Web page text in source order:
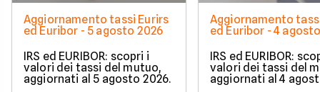
Aggiornamento tassi Eurirs
ed Euribor - 5 agosto 2026
IRS ed EURIBOR: scopri i
valori dei tassi del mutuo,
aggiornati al 5 agosto 2026.
Aggiornamento
ed Euribor - 4
IRS ed EURIBOR:
valori dei tassi del
aggiornati al 4